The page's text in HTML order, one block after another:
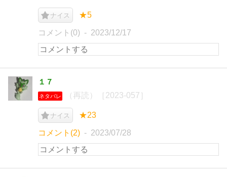
ナイス ★5
コメント(0) 2023/12/17
１７
ネタバレ （再読）［2023-057］
ナイス ★23
コメント(2) 2023/07/28